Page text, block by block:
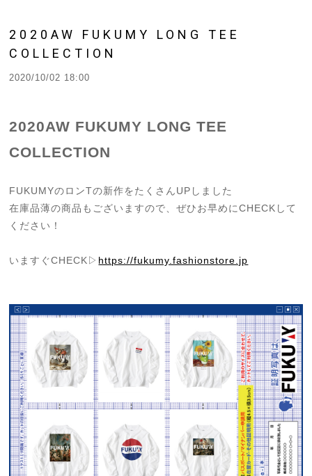
2020AW FUKUMY LONG TEE
COLLECTION
2020/10/02 18:00
2020AW FUKUMY LONG TEE
COLLECTION
FUKUMYのロンTの新作をたくさんUPしました
在庫品薄の商品もございますので、ぜひお早めにCHECKして
ください！
いますぐCHECK▷ https://fukumy.fashionstore.jp